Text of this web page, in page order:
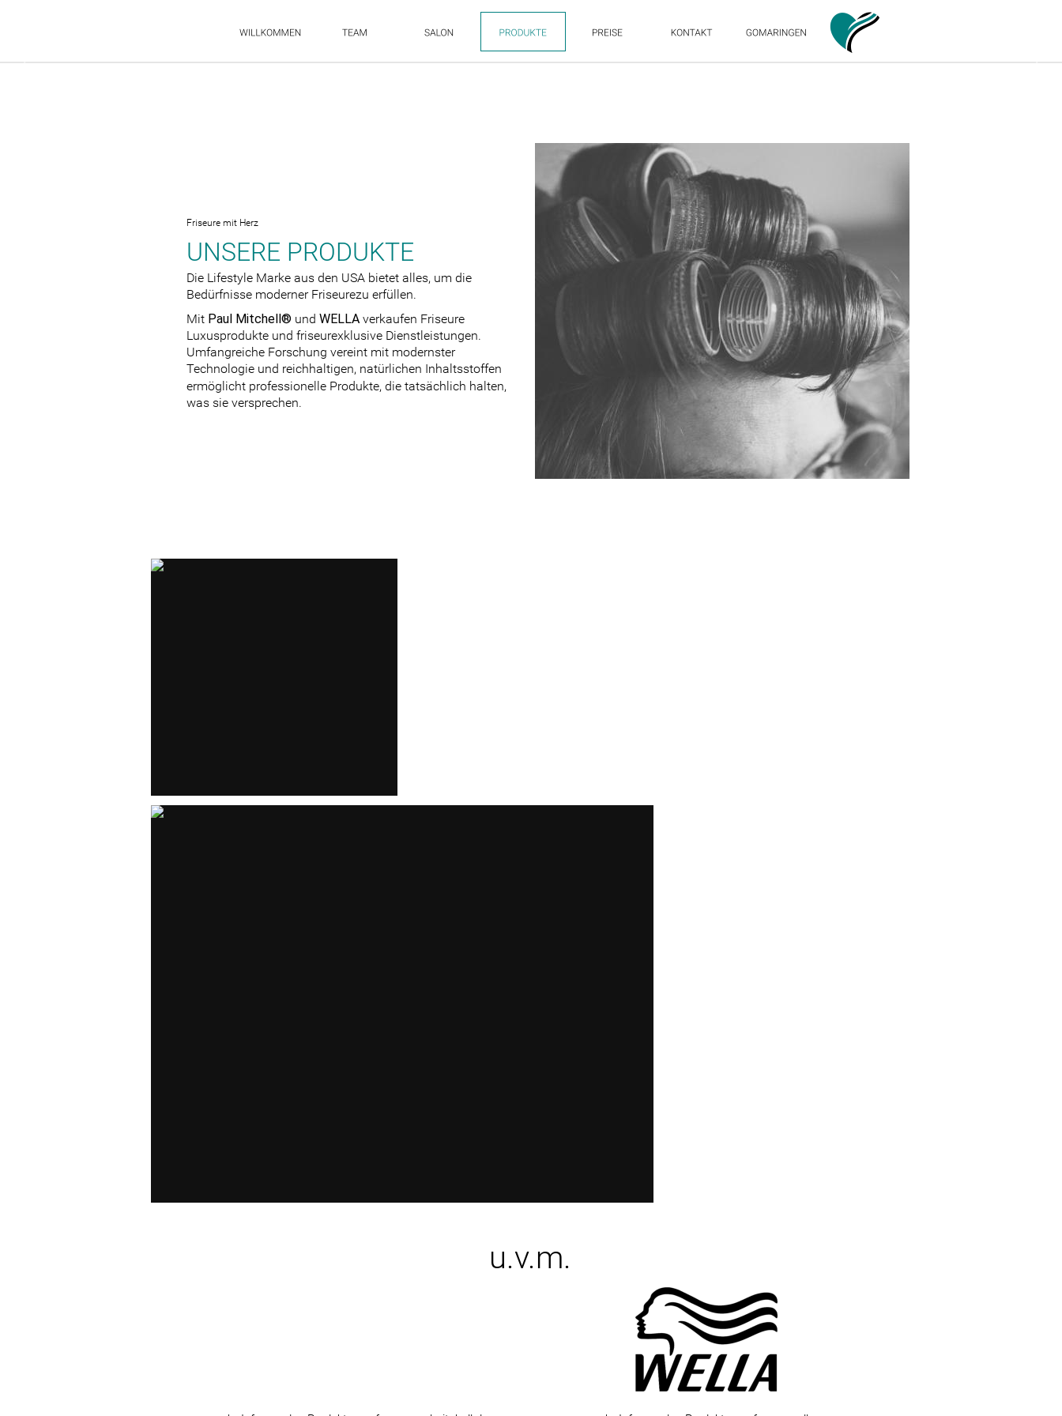
Friseure mit Herz
UNSERE PRODUKTE
Die Lifestyle Marke aus den USA bietet alles, um die
Bedürfnisse moderner Friseurezu erfüllen.
Mit Paul Mitchell® und WELLA verkaufen Friseure
Luxusprodukte und friseurexklusive Dienstleistungen.
Umfangreiche Forschung vereint mit modernster
Technologie und reichhaltigen, natürlichen Inhaltsstoffen
ermöglicht professionelle Produkte, die tatsächlich halten,
was sie versprechen.
u.v.m.